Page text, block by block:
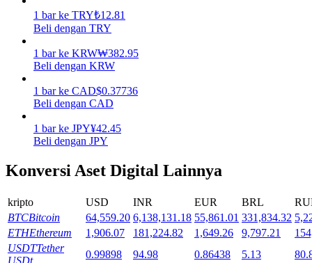
Launchpool
Staking fleksibel untuk mendapatkan token populer
1 bar ke TRY₺12.81
Beli dengan TRY
1 bar ke KRW₩382.95
Beli dengan KRW
1 bar ke CAD$0.37736
Beli dengan CAD
1 bar ke JPY¥42.45
Beli dengan JPY
Konversi Aset Digital Lainnya
kripto USD INR EUR BRL
BTCBitcoin 64,559.20 6,138,131.18 55,861.01 331,834.32
ETHEthereum 1,906.07 181,224.82 1,649.26 9,797.21
USDTTether
USDt
0.99898 94.98 0.86438 5.13